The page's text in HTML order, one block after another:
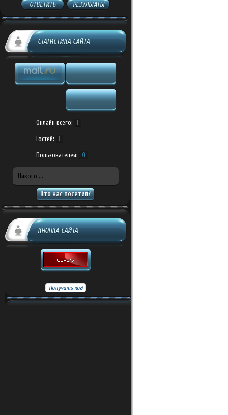
ОТВЕТИТЬ РЕЗУЛЬТАТЫ
СТАТИСТИКА САЙТА
Онлайн всего: 1
Гостей: 1
Пользователей: 0
Никого ...
Кто нас посетил?
КНОПКА САЙТА